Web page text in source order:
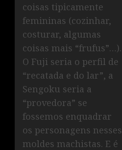
coisas tipicamente
femininas (cozinhar,
costurar, algumas
coisas mais “frufus”…).
O Fuji seria o perfil de
“recatada e do lar”, a
Sengoku seria a
“provedora” se
fossemos enquadrar
os personagens nesses
moldes machistas. E é